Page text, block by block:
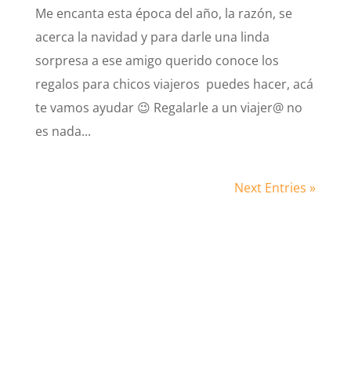
Me encanta esta época del año, la razón, se
acerca la navidad y para darle una linda
sorpresa a ese amigo querido conoce los
regalos para chicos viajeros puedes hacer, acá
te vamos ayudar 😉 Regalarle a un viajer@ no
es nada...
Next Entries »